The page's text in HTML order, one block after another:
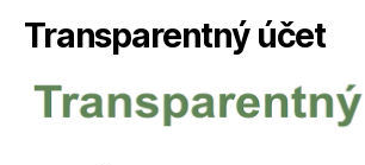
Transparentný účet